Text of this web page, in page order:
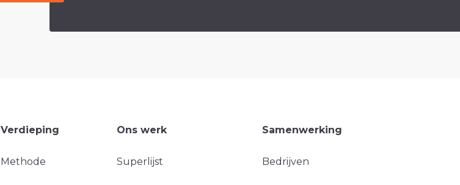
Verdieping
Methode
Ons werk
Superlijst
Samenwerking
Bedrijven